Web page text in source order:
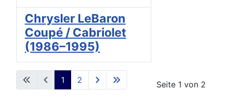
Chrysler LeBaron
Coupé / Cabriolet
(1986–1995)
Seite 1 von 2
1 2